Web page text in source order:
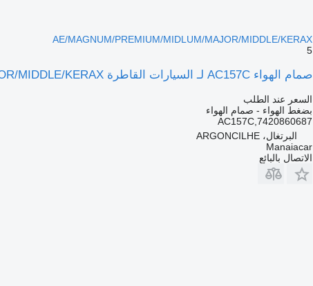
AE/MAGNUM/PREMIUM/MIDLUM/MAJOR/MIDDLE/KERAX
5
صمام الهواء AC157C لـ السيارات القاطرة Renault AE/MAGNUM/PREMIUM/MIDLUM/MAJOR/MIDDLE/KERAX
السعر عند الطلب
بضغط الهواء - صمام الهواء
AC157C,7420860687
البرتغال، ARGONCILHE
Manaiacar
الاتصال بالبائع